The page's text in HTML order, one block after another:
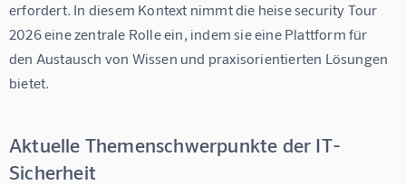
erfordert. In diesem Kontext nimmt die heise security Tour
2026 eine zentrale Rolle ein, indem sie eine Plattform für
den Austausch von Wissen und praxisorientierten Lösungen
bietet.
Aktuelle Themenschwerpunkte der IT-
Sicherheit